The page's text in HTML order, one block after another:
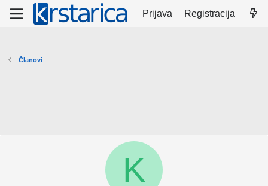
Prijava Registracija
Članovi
K